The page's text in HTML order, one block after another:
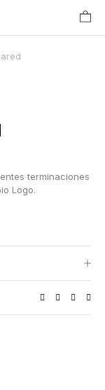
terminaciones
Logo.